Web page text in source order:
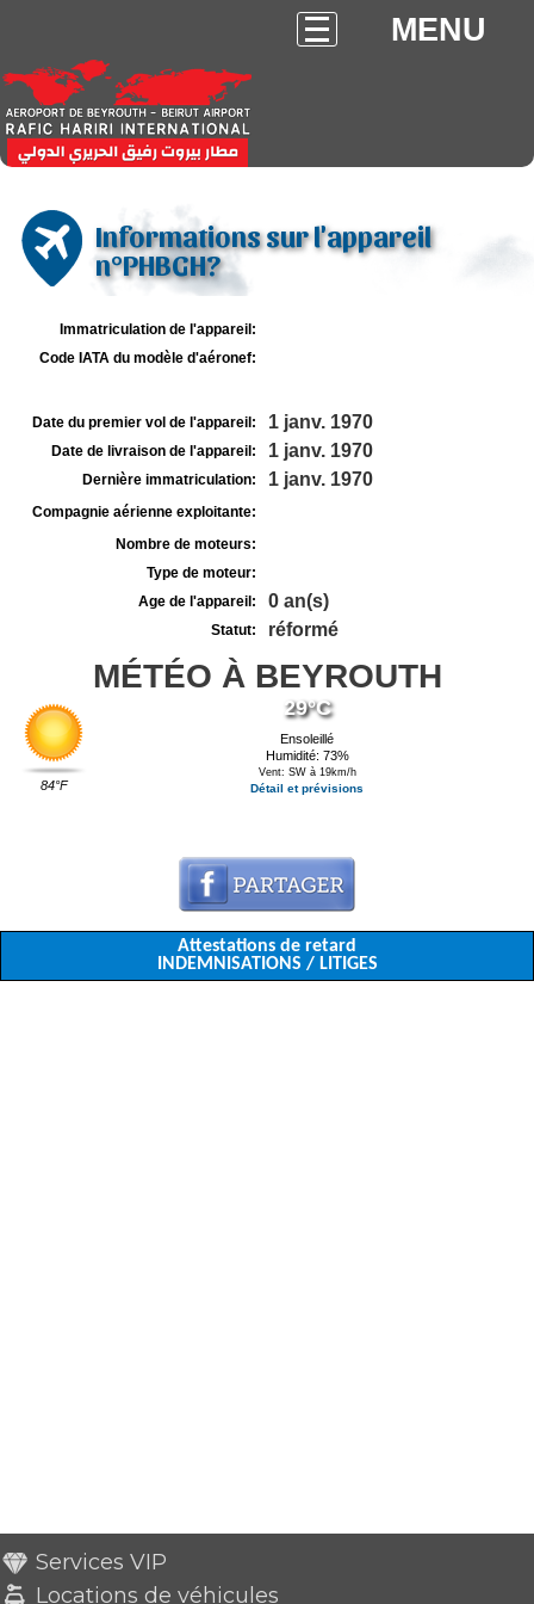
MENU
Informations sur l'appareil
n°PHBGH?
Immatriculation de l'appareil:
Code IATA du modèle d'aéronef:
Date du premier vol de l'appareil: 1 janv. 1970
Date de livraison de l'appareil: 1 janv. 1970
Dernière immatriculation: 1 janv. 1970
Compagnie aérienne exploitante:
Nombre de moteurs:
Type de moteur:
Age de l'appareil:
0 an(s)
Statut: réformé
MÉTÉO À BEYROUTH
84°F
29°C
Ensoleillé
Humidité: 73%
Vent: SW à 19km/h
Détail et prévisions
Attestations de retard
INDEMNISATIONS / LITIGES
Services VIP
Locations de véhicules